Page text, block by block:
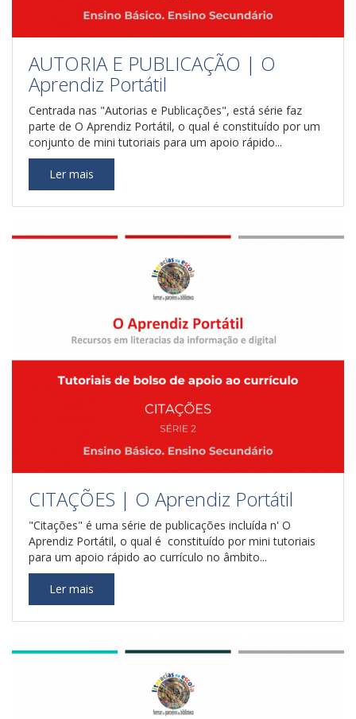
AUTORIA E PUBLICAÇÃO | O
Aprendiz Portátil
Centrada nas "Autorias e Publicações", está série faz
parte de O Aprendiz Portátil, o qual é constituído por um
conjunto de mini tutoriais para um apoio rápido...
Ler mais
CITAÇÕES | O Aprendiz Portátil
"Citações" é uma série de publicações incluída n' O
Aprendiz Portátil, o qual é constituído por mini tutoriais
para um apoio rápido ao currículo no âmbito...
Ler mais